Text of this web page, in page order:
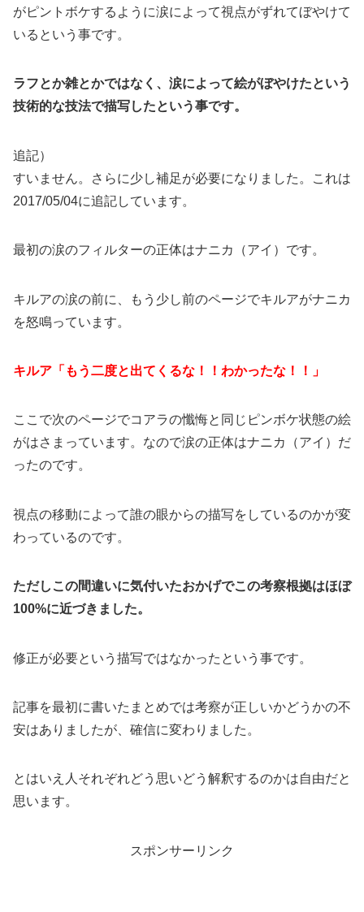
がピントボケするように涙によって視点がずれてぼやけて
いるという事です。
ラフとか雑とかではなく、涙によって絵がぼやけたという
技術的な技法で描写したという事です。
追記）
すいません。さらに少し補足が必要になりました。これは
2017/05/04に追記しています。
最初の涙のフィルターの正体はナニカ（アイ）です。
キルアの涙の前に、もう少し前のページでキルアがナニカ
を怒鳴っています。
キルア「もう二度と出てくるな！！わかったな！！」
ここで次のページでコアラの懺悔と同じピンボケ状態の絵
がはさまっています。なので涙の正体はナニカ（アイ）だ
ったのです。
視点の移動によって誰の眼からの描写をしているのかが変
わっているのです。
ただしこの間違いに気付いたおかげでこの考察根拠はほぼ
100%に近づきました。
修正が必要という描写ではなかったという事です。
記事を最初に書いたまとめでは考察が正しいかどうかの不
安はありましたが、確信に変わりました。
とはいえ人それぞれどう思いどう解釈するのかは自由だと
思います。
スポンサーリンク